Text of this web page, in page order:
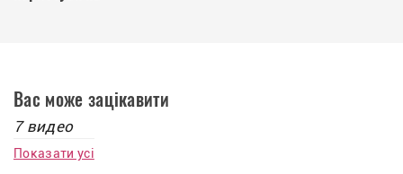
Вас може зацікавити
7 видео
Показати усі